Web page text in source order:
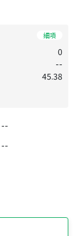
細項
0
--
45.38
--
--